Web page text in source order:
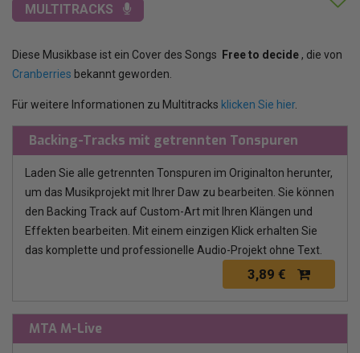
MULTITRACKS
Diese Musikbase ist ein Cover des Songs Free to decide , die von
Cranberries bekannt geworden.
Für weitere Informationen zu Multitracks klicken Sie hier.
Backing-Tracks mit getrennten Tonspuren
Laden Sie alle getrennten Tonspuren im Originalton herunter,
um das Musikprojekt mit Ihrer Daw zu bearbeiten. Sie können
den Backing Track auf Custom-Art mit Ihren Klängen und
Effekten bearbeiten. Mit einem einzigen Klick erhalten Sie
das komplette und professionelle Audio-Projekt ohne Text.
3,89 €
MTA M-Live